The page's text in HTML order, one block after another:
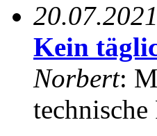
Kein
Norbert: